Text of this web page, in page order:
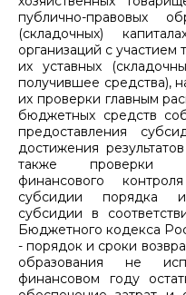
публично-правовых
(складочных)
организаций с участием
их уставных
получившее средства),
их проверки главным
бюджетных средств
предоставления
достижения
также проверки
финансового
субсидии порядка и
субсидии в
Бюджетного кодекса
- порядок и сроки
образования не
финансовом году